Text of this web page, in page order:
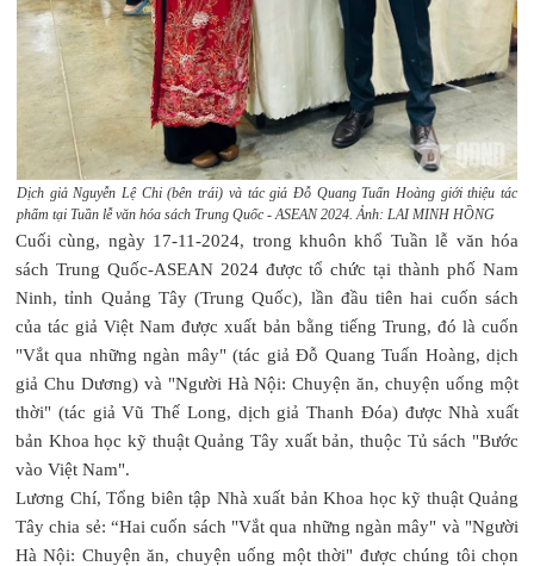
Dịch giả Nguyễn Lệ Chi (bên trái) và tác giả Đỗ Quang Tuấn Hoàng giới thiệu tác
phẩm tại Tuần lễ văn hóa sách Trung Quốc - ASEAN 2024. Ảnh: LAI MINH HỒNG
Cuối cùng, ngày 17-11-2024, trong khuôn khổ Tuần lễ văn hóa
sách Trung Quốc-ASEAN 2024 được tổ chức tại thành phố Nam
Ninh, tỉnh Quảng Tây (Trung Quốc), lần đầu tiên hai cuốn sách
của tác giả Việt Nam được xuất bản bằng tiếng Trung, đó là cuốn
"Vắt qua những ngàn mây" (tác giả Đỗ Quang Tuấn Hoàng, dịch
giả Chu Dương) và "Người Hà Nội: Chuyện ăn, chuyện uống một
thời" (tác giả Vũ Thế Long, dịch giả Thanh Đóa) được Nhà xuất
bản Khoa học kỹ thuật Quảng Tây xuất bản, thuộc Tủ sách "Bước
vào Việt Nam".
Lương Chí, Tổng biên tập Nhà xuất bản Khoa học kỹ thuật Quảng
Tây chia sẻ: “Hai cuốn sách "Vắt qua những ngàn mây" và "Người
Hà Nội: Chuyện ăn, chuyện uống một thời" được chúng tôi chọn